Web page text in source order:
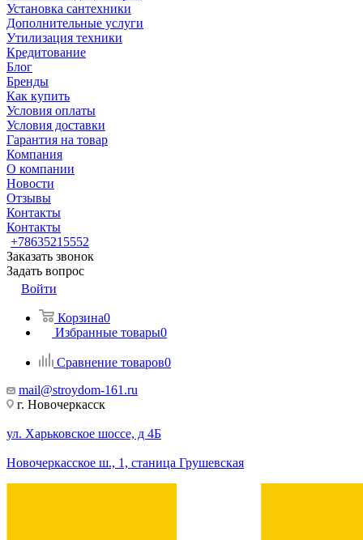
Установка сантехники
Дополнительные услуги
Утилизация техники
Кредитование
Блог
Бренды
Как купить
Условия оплаты
Условия доставки
Гарантия на товар
Компания
О компании
Новости
Отзывы
Контакты
Контакты
+78635215552
Заказать звонок
Задать вопрос
Войти
Корзина0
Избранные товары0
Сравнение товаров0
mail@stroydom-161.ru
г. Новочеркасск
ул. Харьковское шоссе, д 4Б
Новочеркасское ш., 1, станица Грушевская